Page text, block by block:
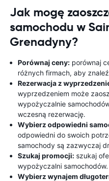
Jak mogę
samochodu w
Grenadyny?
Porównaj ceny: porównaj
różnych firmach, aby
Rezerwacja z
wyprzedzeniem może
wypożyczalnie
wczesną rezerwację.
Wybierz odpowiedni
odpowiedni do swoich
samochody są zazwyczaj
Szukaj promocji: szukaj
wypożyczalni samochodów.
Wybierz wynajem